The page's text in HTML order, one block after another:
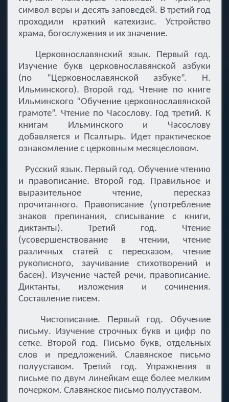
символ веры и десять заповедей. В третий год
проходили краткий катехизис. Устройство
храма, богослужения и их значение.
Церковнославянский язык. Первый год.
Изучение букв церковнославянской азбуки
(по “Церковнославянской азбуке”. Н.
Ильминского). Второй год. Чтение по книге
Ильминского “Обучение церковнославянской
грамоте”. Чтение по Часослову. Год третий. К
книгам Ильминского и Часослову
добавляется и Псалтырь. Идет практическое
ознакомление с церковным месяцесловом.
Русский язык. Первый год. Обучение чтению
и правописание. Второй год. Правильное и
выразительное чтение, пересказ
прочитанного. Правописание (употребление
знаков препинания, списывание с книги,
диктанты). Третий год. Чтение
(усовершенствование в чтении, чтение
различных статей с пересказом, чтение
рукописного, заучивание стихотворений и
басен). Изучение частей речи, правописание.
Диктанты, изложения и сочинения.
Составление писем.
Чистописание. Первый год. Обучение
письму. Изучение строчных букв и цифр по
сетке. Второй год. Письмо букв, отдельных
слов и предложений. Славянское письмо
полууставом. Третий год. Упражнения в
письме по двум линейкам еще более мелким
почерком. Славянское письмо полууставом.